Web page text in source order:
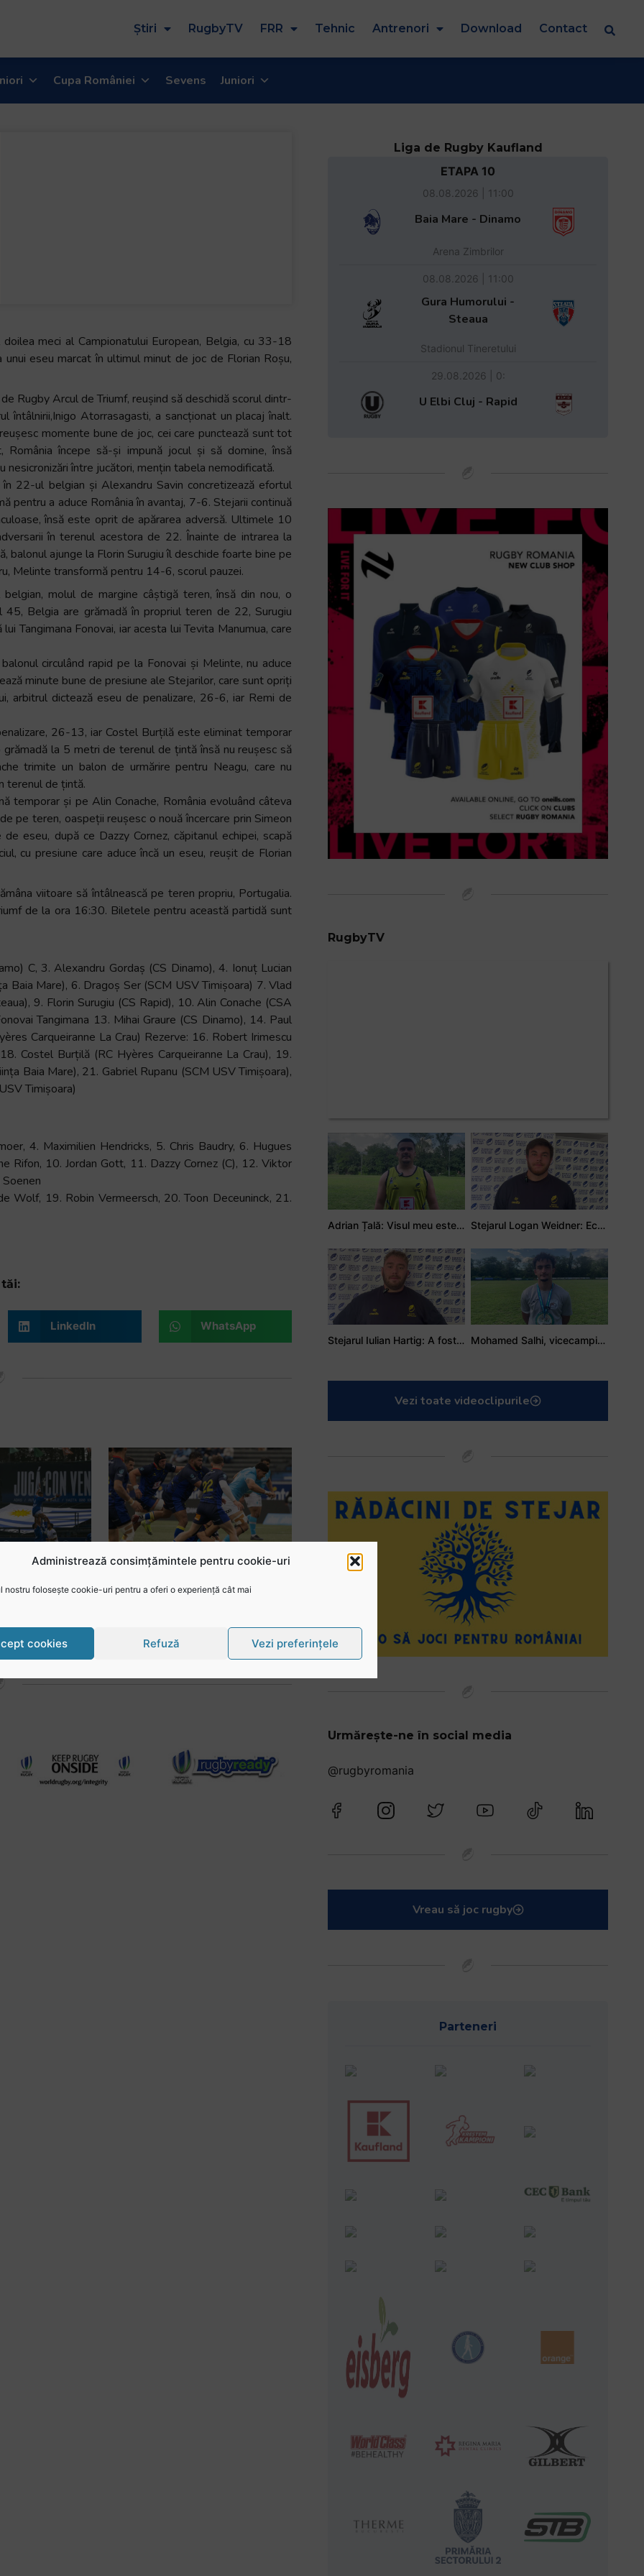
Administrează consimțămintele pentru cookie-uri
nostru folosește cookie-uri pentru a oferi o experiență cât mai
cookies Refuză Vezi preferințele
Știri RugbyTV FRR Tehnic Antrenori Download Contact
Cupa României Sevens Juniori
meci al Campionatului European, Belgia, cu 33-18
eseu marcat în ultimul minut de joc de Florian Roșu,
Rugby Arcul de Triumf, reușind să deschidă scorul dintr-
întâlnirii,Inigo Atorrasagasti, a sancționat un placaj înalt.
momente bune de joc, cei care punctează sunt tot
începe să-și impună jocul și să domine, însă
nesicronizări între jucători, mențin tabela nemodificată.
22-ul belgian și Alexandru Savin concretizează efortul
pentru a aduce România în avantaj, 7-6. Stejarii continuă
însă este oprit de apărarea adversă. Ultimele 10
în terenul acestora de 22. Înainte de intrarea la
balonul ajunge la Florin Surugiu îl deschide foarte bine pe
Melinte transformă pentru 14-6, scorul pauzei.
molul de margine câștigă teren, însă din nou, o
Belgia are grămadă în propriul teren de 22, Surugiu
Tangimana Fonovai, iar acesta lui Tevita Manumua, care
circulând rapid pe la Fonovai și Melinte, nu aduce
minute bune de presiune ale Stejarilor, care sunt opriți
arbitrul dictează eseu de penalizare, 26-6, iar Remi de
26-13, iar Costel Burțilă este eliminat temporar
la 5 metri de terenul de țintă însă nu reușesc să
trimite un balon de urmărire pentru Neagu, care nu
terenul de țintă.
temporar și pe Alin Conache, România evoluând câteva
pe teren, oaspeții reușesc o nouă încercare prin Simeon
eseu, după ce Dazzy Cornez, căpitanul echipei, scapă
cu presiune care aduce încă un eseu, reușit de Florian
viitoare să întâlnească pe teren propriu, Portugalia.
de la ora 16:30. Biletele pentru această partidă sunt
C, 3. Alexandru Gordaș (CS Dinamo), 4. Ionuț Lucian
Baia Mare), 6. Dragoș Ser (SCM USV Timișoara) 7. Vlad
9. Florin Surugiu (CS Rapid), 10. Alin Conache (CSA
Tangimana 13. Mihai Graure (CS Dinamo), 14. Paul
Carqueiranne La Crau) Rezerve: 16. Robert Irimescu
Costel Burțilă (RC Hyères Carqueiranne La Crau), 19.
Baia Mare), 21. Gabriel Rupanu (SCM USV Timișoara),
Timișoara)
4. Maximilien Hendricks, 5. Chris Baudry, 6. Hugues
Rifon, 10. Jordan Gott, 11. Dazzy Cornez (C), 12. Viktor
Wolf, 19. Robin Vermeersch, 20. Toon Deceuninck, 21.
LinkedIn WhatsApp
la ultima
prima
Echipa României pentru Samoa. 2
schimbări în Primul XV față de
partida trecută, Terblanche în
Citește articolul
Liga de Rugby Kaufland
ETAPA 10
08.08.2026 | 11:00
Baia Mare - Dinamo
Arena Zimbrilor
08.08.2026 | 11:00
Gura Humorului -
Steaua
Stadionul Tineretului
29.08.2026 | 0:
U Elbi Cluj - Rapid
RugbyTV
Adrian Țală: Visul meu este să debutez pentru România Stejarul Logan Weidner: Echipa a muncit mult, iar asta se va vedea în meciurile de la Nations Cup
Stejarul Iulian Hartig: A fost un turneu care a unit mai mult echipa Mohamed Salhi, vicecampion național juniori I: Rugby-ul te învață să accepți și înfrângerile
Vezi toate videoclipurile
Urmărește-ne în social media
@rugbyromania
Vreau să joc rugby
Parteneri